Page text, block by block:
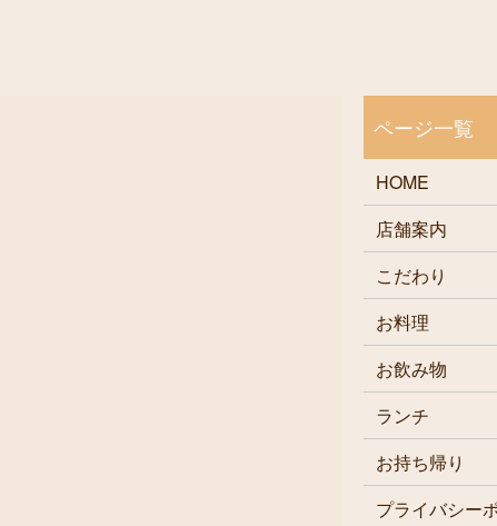
HOME
店舗案内
こだわり
お料理
お飲み物
ランチ
お持ち帰り
プライバシー